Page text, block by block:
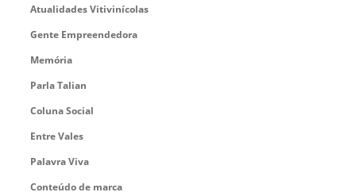
Atualidades Vitivinícolas
Gente Empreendedora
Memória
Parla Talian
Coluna Social
Entre Vales
Palavra Viva
Conteúdo de marca